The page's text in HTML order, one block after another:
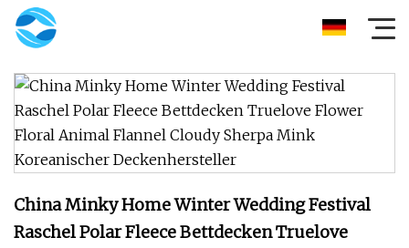
China Minky Home Winter Wedding Festival
Raschel Polar Fleece Bettdecken Truelove